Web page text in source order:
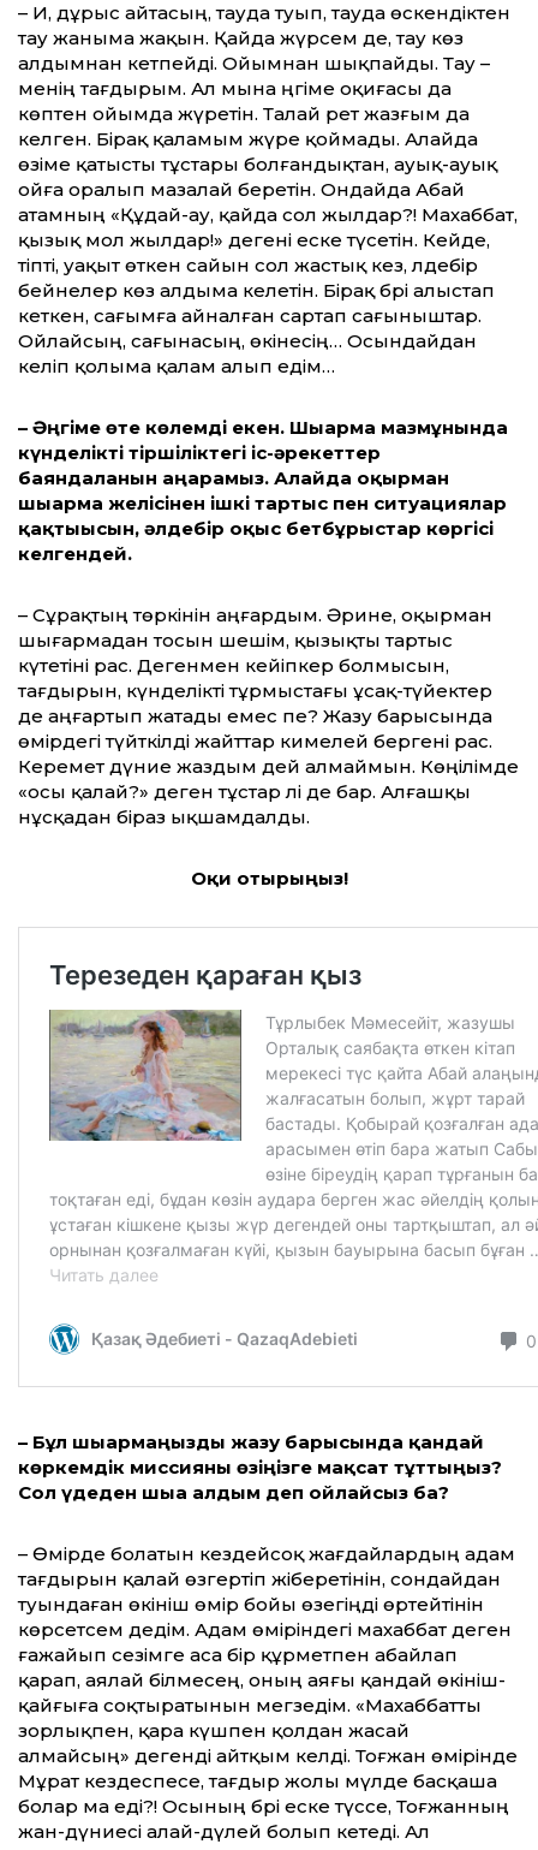
– Иә, дұрыс айтасың, тауда туып, тауда өскендіктен
тау жаныма жақын. Қай­­да жүрсем де, тау көз
алдымнан кетпейді. Ойымнан шықпайды. Тау –
менің тағдырым. Ал мына әңгіме оқиғасы да
көптен ойымда жүретін. Талай рет жазғым да
келген. Бірақ қаламым жүре қоймады. Алайда
өзіме қатысты тұстары болғандықтан, ауық-ауық
ойға оралып мазалай беретін. Ондайда Абай
атамның «Құдай-ау, қайда сол жылдар?! Махаббат,
қызық мол жылдар!» дегені еске түсетін. Кейде,
тіпті, уақыт өткен сайын сол жастық кез, әлдебір
бейнелер көз алдыма келетін. Бірақ бәрі алыстап
кеткен, сағымға айналған сартап сағыныштар.
Ойлайсың, сағынасың, өкінесің… Осындайдан
келіп қолыма қалам алып едім…
– Әңгіме өте көлемді екен. Шығарма мазмұнында
күнделікті тіршіліктегі іс-әрекеттер
баяндалғанын аңғарамыз. Алайда оқырман
шығарма желісінен ішкі тартыс пен ситуациялар
қақтығысын, әлдебір оқыс бетбұрыстар көргісі
келгендей.
– Сұрақтың төркінін аңғардым. Әри­не, оқырман
шығармадан тосын ше­шім, қызықты тартыс
күтетіні рас. Дегенмен кейіпкер болмысын,
тағдырын, күнделікті тұрмыстағы ұсақ-түйектер
де аңғартып жатады емес пе? Жазу ба­ры­сында
өмірдегі түйткілді жайттар ки­мелей бергені рас.
Керемет дүние жаз­­дым дей алмаймын. Көңілімде
«осы қалай?» деген тұстар әлі де бар. Алғашқы
нұсқадан біраз ықшамдалды.
Оқи отырыңыз!
– Бұл шығармаңызды жазу барысында қандай
көркемдік миссияны өзіңізге мақсат тұттыңыз?
Сол үдеден шыға алдым деп ойлайсыз ба?
– Өмірде болатын кездейсоқ жағ­дай­лардың адам
тағдырын қалай өзгертіп жіберетінін, сондайдан
туындаған өкіні­ш өмір бойы өзегіңді өртейтінін
көрсетсем дедім. Адам өміріндегі ма­хаб­бат деген
ғажайып сезімге аса бір құрметпен абайлап
қарап, аялай біл­месең, оның аяғы қандай өкініш-
қайғыға соқтыратынын мегзедім. «Махаббатты
зорлықпен, қара күшпен қолдан жасай
алмайсың» дегенді айтқым келді. Тоғ­жан өмірінде
Мұрат кездеспесе, тағдыр жолы мүлде басқаша
болар ма еді?! Осы­ның бәрі еске түссе, Тоғжанның
жан-дүниесі алай-дүлей болып кетеді. Ал